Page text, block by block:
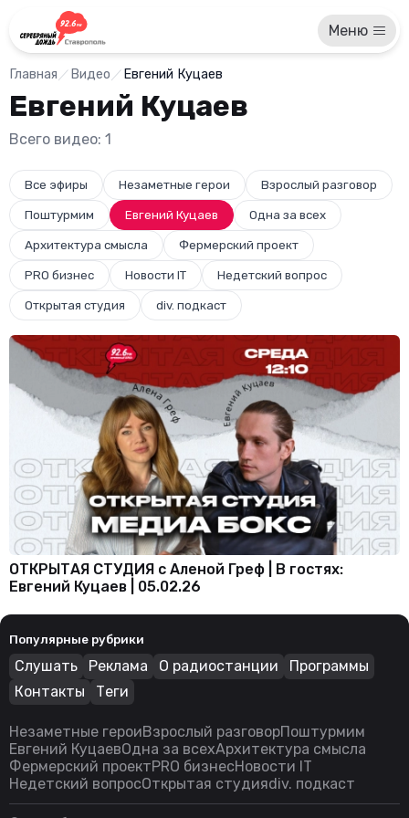
Меню
Главная Видео Евгений Куцаев
Евгений Куцаев
Всего видео: 1
Все эфиры Незаметные герои Взрослый разговор
Поштурмим Евгений Куцаев Одна за всех
Архитектура смысла Фермерский проект
PRO бизнес Новости IT Недетский вопрос
Открытая студия div. подкаст
ОТКРЫТАЯ СТУДИЯ с Аленой Греф | В гостях:
Евгений Куцаев | 05.02.26
Популярные рубрики
Слушать Реклама О радиостанции
Программы
Контакты
Теги
Незаметные героиВзрослый разговорПоштурмим
Евгений КуцаевОдна за всехАрхитектура смысла
Фермерский проектPRO бизнесНовости IT
Недетский вопросОткрытая студияdiv. подкаст